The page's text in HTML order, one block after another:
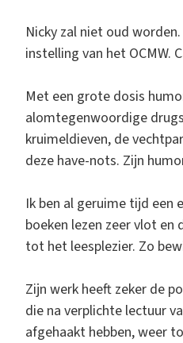
Nicky zal niet oud
instelling van het OCMW.
Met een grote dosis
alomtegenwoordige
kruimeldieven, de
deze have-nots. Zijn
Ik ben al geruime tijd een
boeken lezen zeer vlot
tot het leesplezier. Zo
Zijn werk heeft zeker de
die na verplichte lectuur
afgehaakt hebben, weer